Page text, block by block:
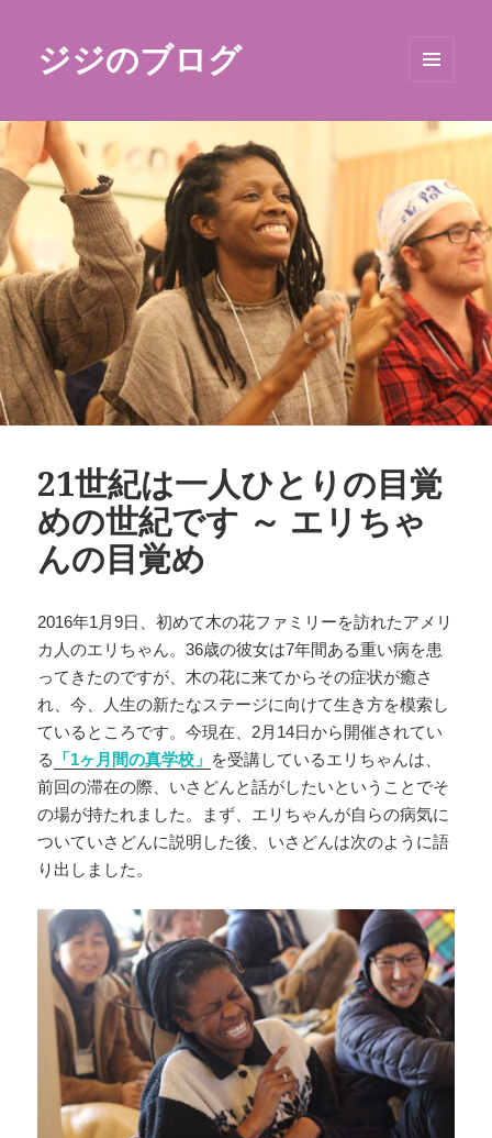
ジジのブログ
ィジェ
ット
21世紀は一人ひとりの目覚
めの世紀です ～ エリちゃ
んの目覚め
2016年1月9日、初めて木の花ファミリーを訪れたアメリ
カ人のエリちゃん。36歳の彼女は7年間ある重い病を患
ってきたのですが、木の花に来てからその症状が癒さ
れ、今、人生の新たなステージに向けて生き方を模索し
ているところです。今現在、2月14日から開催されてい
る
「1ヶ月間の真学校」 を受講しているエリちゃんは、
前回の滞在の際、いさどんと話がしたいということでそ
の場が持たれました。まず、エリちゃんが自らの病気に
ついていさどんに説明した後、いさどんは次のように語
り出しました。